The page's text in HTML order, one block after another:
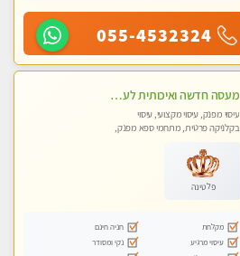
055-4532324
מעסה חדשה ואיכותית לעיסוי מרגיע ומפנק VIP-מומלץ לחלוטין! פרטי! ​​​​​​ Highly recommended
עיסוי מפנק, עיסוי מקצועי, עיסוי
בקלניקה פרטית, מתחמי ספא מפנק,
פלטינה
מקלחת
חניה חינם
עיסוי מרגיע
נקי ומסודר